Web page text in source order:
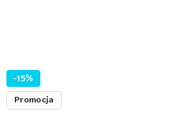
-15%
Promocja